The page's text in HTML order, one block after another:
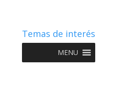
Temas de interés
MENU